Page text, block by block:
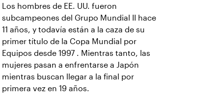
Los hombres de EE. UU. fueron
subcampeones del Grupo Mundial II hace
11 años, y todavía están a la caza de su
primer título de la Copa Mundial por
Equipos desde 1997 . Mientras tanto, las
mujeres pasan a enfrentarse a Japón
mientras buscan llegar a la final por
primera vez en 19 años.